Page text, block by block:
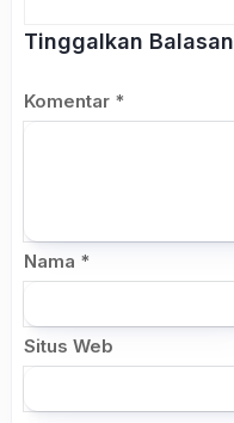
Tinggalkan Balasan
Komentar *
Nama *
Situs Web